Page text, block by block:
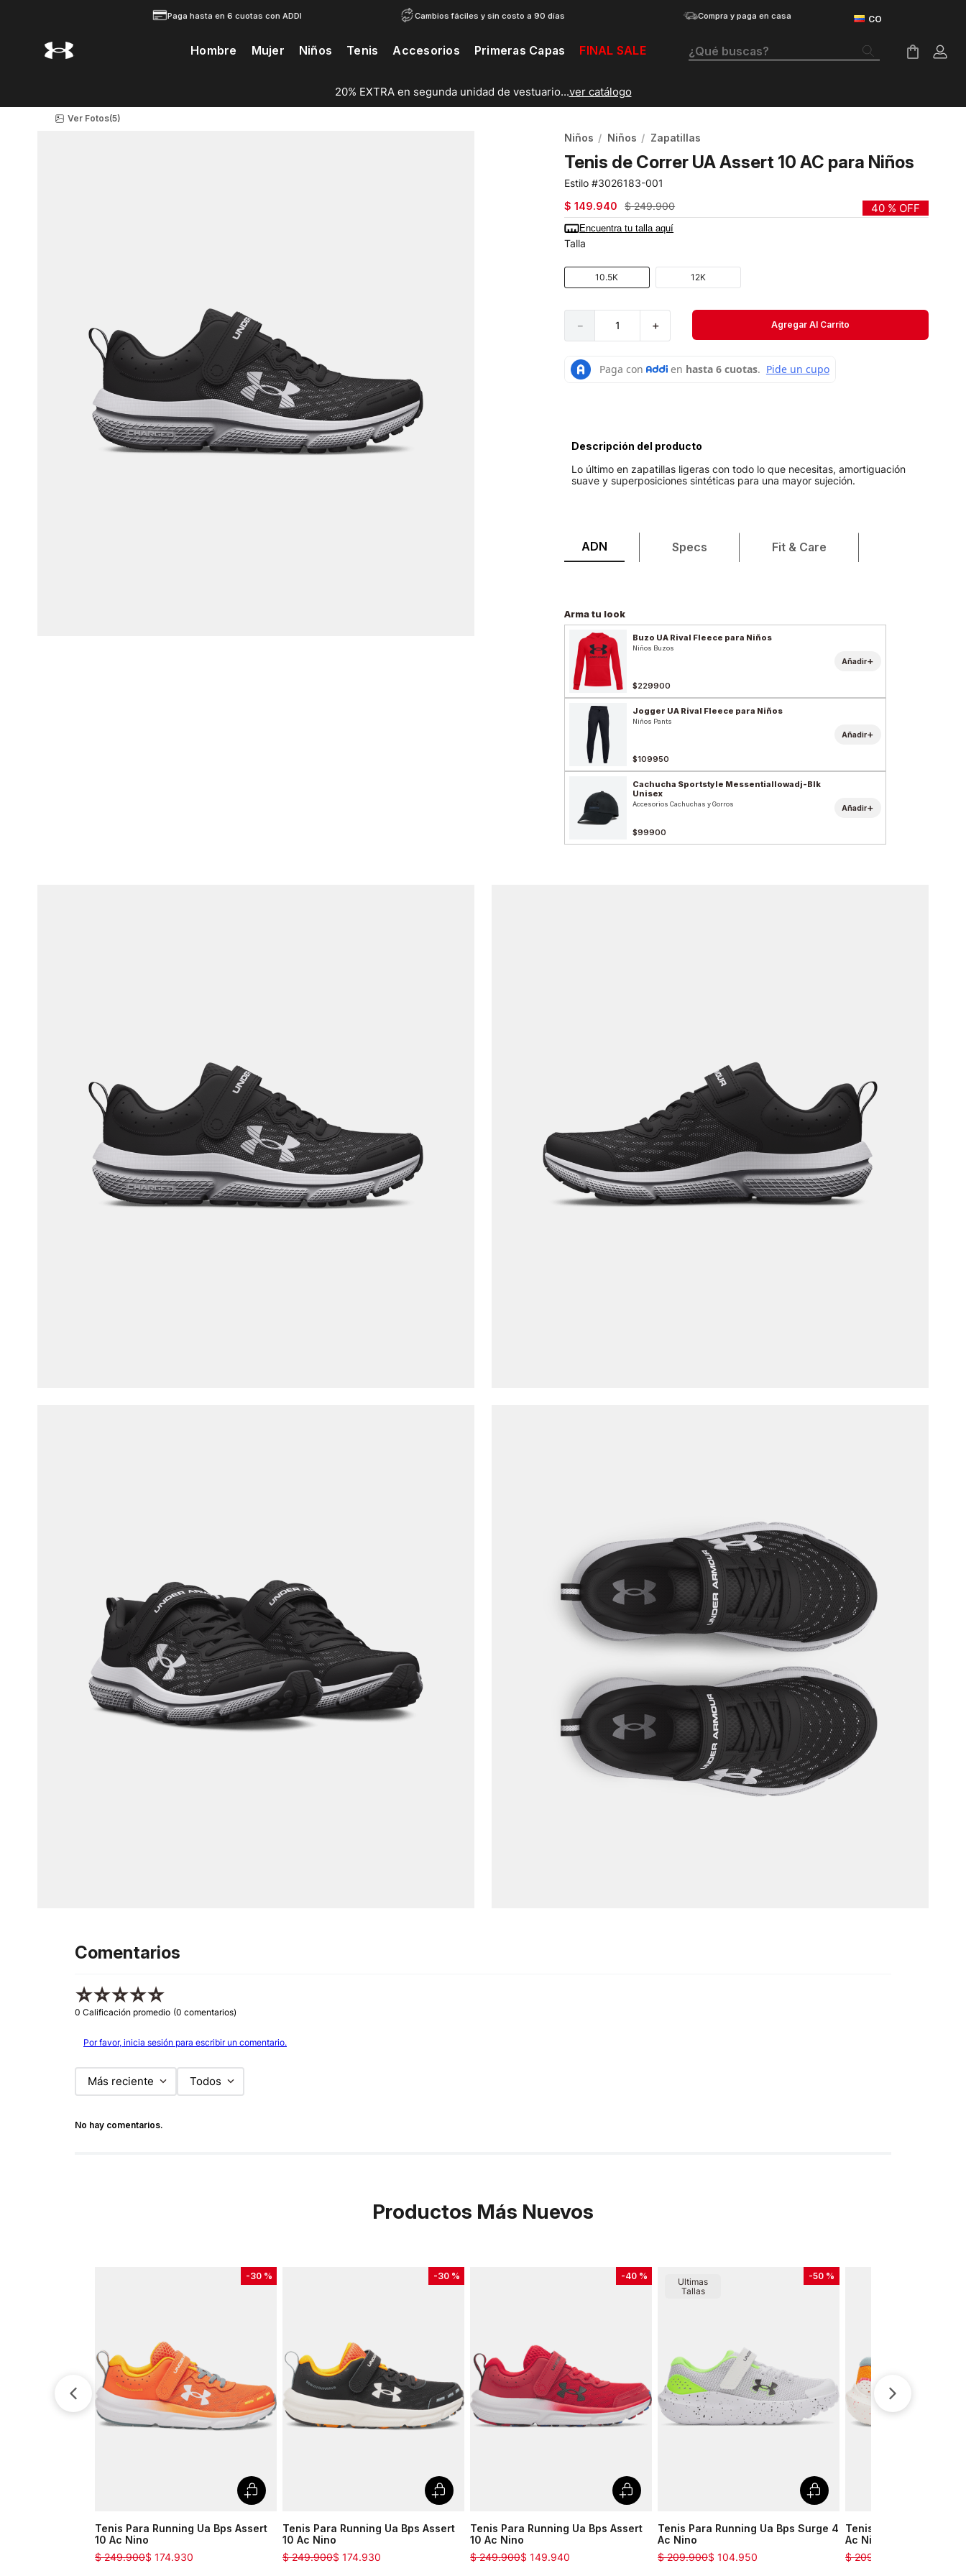
Paga hasta en 6 cuotas con ADDI Cambios fáciles y sin costo a 90 días Compra y paga en casa
Hombre Mujer Niños Tenis Accesorios Primeras Capas FINAL SALE ¿Qué buscas?
20% EXTRA en segunda unidad de vestuario...ver catálogo
Ver Fotos(5)
Niños Niños Zapatillas
Tenis de Correr UA Assert 10 AC para Niños
3026183-001
$ 149.940 $ 249.900 40 % OFF
Encuentra tu talla aquí
Talla
10.5K 12K
＋
－ Agregar Al Carrito
Descripción del producto
Lo último en zapatillas ligeras con todo lo que necesitas, amortiguación
suave y superposiciones sintéticas para una mayor sujeción.
ADN Specs Fit & Care
Arma tu look
Buzo UA Rival Fleece para Niños
Niños Buzos
$229900
Añadir+
Jogger UA Rival Fleece para Niños
Niños Pants
$109950
Añadir+
Cachucha Sportstyle Messentiallowadj-Blk
Unisex
Accesorios Cachuchas y Gorros
$99900
Añadir+
Comentarios
☆☆☆☆☆
0 Calificación promedio (0 comentarios)
Por favor, inicia sesión para escribir un comentario.
Más reciente Todos
No hay comentarios.
Productos Más Nuevos
-30 %
Tenis Para Running Ua Bps Assert
10 Ac Nino
$ 174.930
$ 249.900
-30 %
Tenis Para Running Ua Bps Assert
10 Ac Nino
$ 174.930
$ 249.900
-40 %
Tenis Para Running Ua Bps Assert
10 Ac Nino
$ 149.940
$ 249.900
-50 %
Ultimas
Tallas
Tenis Para Running Ua Bps Surge 4
Ac Nino
$ 104.950
$ 209.900
Tenis Para Running Ua
Ac Nino
$ 209
Botas
Tenis Mujer
Guayos